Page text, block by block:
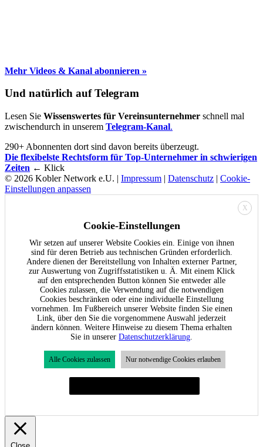
Mehr Videos & Kanal abonnieren »
Und natürlich auf Telegram
Lesen Sie Wissenswertes für Vereinsunternehmer schnell mal
zwischendurch in unserem Telegram-Kanal.
290+ Abonnenten dort sind davon bereits überzeugt.
Die flexibelste Rechtsform für Top-Unternehmer in schwierigen
Zeiten ← Klick
© 2026 Kobler Network e.U. | Impressum | Datenschutz | Cookie-
Einstellungen anpassen
X
Cookie-Einstellungen
Wir setzen auf unserer Website Cookies ein. Einige von ihnen
sind für deren Betrieb aus technischen Gründen erforderlich.
Andere dienen der Bereitstellung von Inhalten externer Partner,
zur Auswertung von Zugriffsstatistiken u. Ä. Mit einem Klick
auf den entsprechenden Button können Sie entweder alle
Cookies zulassen, die Verwendung auf die notwendigen
Cookies beschränken oder eine individuelle Einstellung
vornehmen. Im Fußbereich unserer Website finden Sie einen
Link, über den Sie die vorgenommene Auswahl jederzeit
ändern können. Weitere Hinweise zu diesem Thema erhalten
Sie in unserer Datenschutzerklärung
Alle Cookies zulassen Nur notwendige Cookies erlauben